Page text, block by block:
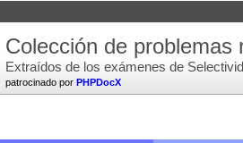
patrocinado por PHPDocX
Colección de problemas
Extraídos de los exámenes de